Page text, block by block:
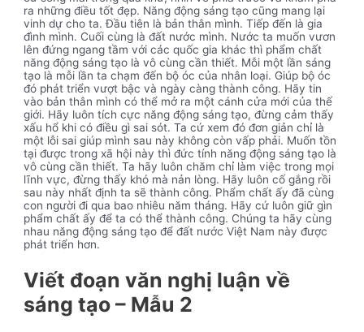
ra những điều tốt đẹp. Năng động sáng tạo cũng mang lại
vinh dự cho ta. Đầu tiên là bản thân mình. Tiếp đến là gia
đình mình. Cuối cùng là đất nước mình. Nước ta muốn vươn
lên đứng ngang tầm với các quốc gia khác thì phẩm chất
năng động sáng tạo là vô cùng cần thiết. Mỗi một lần sáng
tạo là mỗi lần ta chạm đến bộ óc của nhân loại. Giúp bộ óc
đó phát triển vượt bậc và ngày càng thành công. Hãy tin
vào bản thân mình có thể mở ra một cánh cửa mới của thế
giới. Hãy luôn tích cực năng động sáng tạo, đừng cảm thấy
xấu hổ khi có điều gì sai sót. Ta cứ xem đó đơn giản chỉ là
một lỗi sai giúp mình sau này không còn vấp phải. Muốn tồn
tại được trong xã hội này thì đức tính năng động sáng tạo là
vô cùng cần thiết. Ta hãy luôn chăm chỉ làm việc trong mọi
lĩnh vực, đừng thấy khó mà nản lòng. Hãy luôn cố gắng rồi
sau này nhất định ta sẽ thành công. Phẩm chất ấy đã cùng
con người đi qua bao nhiêu năm tháng. Hãy cứ luôn giữ gìn
phẩm chất ấy để ta có thể thành công. Chúng ta hãy cùng
nhau năng động sáng tạo để đất nước Việt Nam này được
phát triển hơn.
Viết đoạn văn nghị luận về
sáng tạo – Mẫu 2